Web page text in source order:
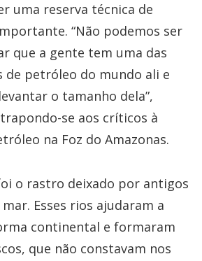
uma reserva técnica de
“Não podemos ser
que a gente tem uma das
de petróleo do mundo ali e
o tamanho dela”,
se aos críticos à
na Foz do Amazonas.
o rastro deixado por antigos
Esses rios ajudaram a
continental e formaram
que não constavam nos